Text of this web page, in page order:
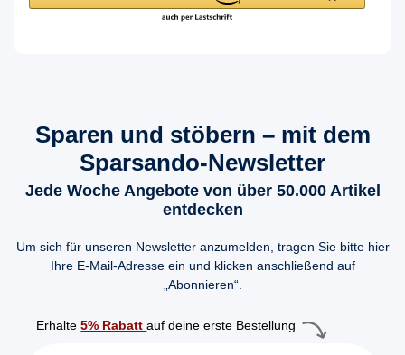
Sparen und stöbern – mit dem
Sparsando-Newsletter
Jede Woche Angebote von über 50.000 Artikel
entdecken
Um sich für unseren Newsletter anzumelden, tragen Sie bitte hier
Ihre E-Mail-Adresse ein und klicken anschließend auf
„Abonnieren“.
Erhalte5% Rabattauf deine erste Bestellung